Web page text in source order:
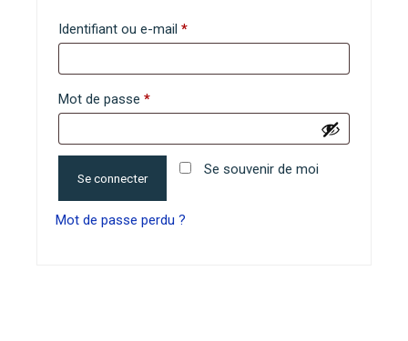
Identifiant ou e-mail *Obligatoire
Mot de passe *Obligatoire
Se souvenir de moi
Se connecter
Mot de passe perdu ?